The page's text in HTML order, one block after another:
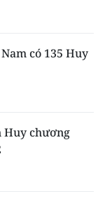
có 135 Huy
Huy chương